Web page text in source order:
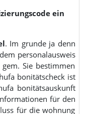
ein
. Im grunde ja denn
personalausweis
Sie bestimmen
bonitätscheck ist
bonitätsauskunft
für den
für die wohnung